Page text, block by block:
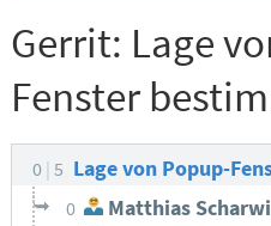
Gerrit: Lage
Fenster
0 5 Lage von Popup-
0 Matthias